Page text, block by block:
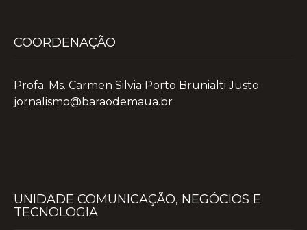
COORDENAÇÃO
Profa. Ms. Carmen Silvia Porto Brunialti Justo
jornalismo@baraodemaua.br
UNIDADE COMUNICAÇÃO, NEGÓCIOS E
TECNOLOGIA